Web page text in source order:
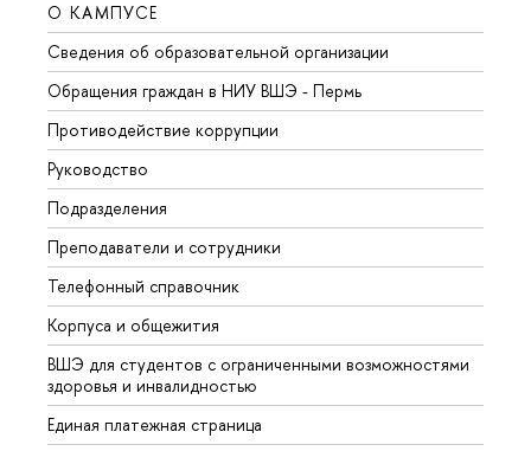
О КАМПУСЕ
Сведения об образовательной организации
Обращения граждан в НИУ ВШЭ - Пермь
Противодействие коррупции
Руководство
Подразделения
Преподаватели и сотрудники
Телефонный справочник
Корпуса и общежития
ВШЭ для студентов с ограниченными возможностями
здоровья и инвалидностью
Единая платежная страница